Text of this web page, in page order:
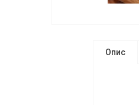
Опис